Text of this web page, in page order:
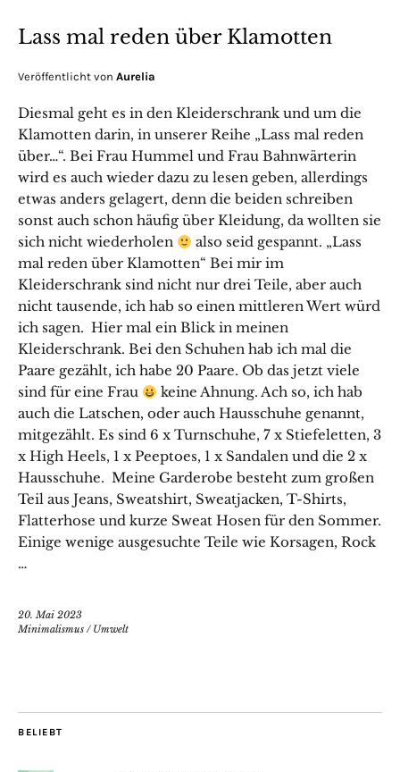
Lass mal reden über Klamotten
Veröffentlicht von Aurelia
Diesmal geht es in den Kleiderschrank und um die
Klamotten darin, in unserer Reihe „Lass mal reden
über…“. Bei Frau Hummel und Frau Bahnwärterin
wird es auch wieder dazu zu lesen geben, allerdings
etwas anders gelagert, denn die beiden schreiben
sonst auch schon häufig über Kleidung, da wollten sie
sich nicht wiederholen
also seid gespannt. „Lass
mal reden über Klamotten“ Bei mir im
Kleiderschrank sind nicht nur drei Teile, aber auch
nicht tausende, ich hab so einen mittleren Wert würd
ich sagen. Hier mal ein Blick in meinen
Kleiderschrank. Bei den Schuhen hab ich mal die
Paare gezählt, ich habe 20 Paare. Ob das jetzt viele
sind für eine Frau
keine Ahnung. Ach so, ich hab
auch die Latschen, oder auch Hausschuhe genannt,
mitgezählt. Es sind 6 x Turnschuhe, 7 x Stiefeletten, 3
x High Heels, 1 x Peeptoes, 1 x Sandalen und die 2 x
Hausschuhe. Meine Garderobe besteht zum großen
Teil aus Jeans, Sweatshirt, Sweatjacken, T-Shirts,
Flatterhose und kurze Sweat Hosen für den Sommer.
Einige wenige ausgesuchte Teile wie Korsagen, Rock
…
20. Mai 2023
Minimalismus / Umwelt
BELIEBT